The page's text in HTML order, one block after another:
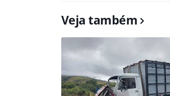
Veja também